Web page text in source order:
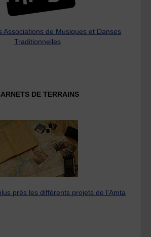
Associations de Musiques et Danses
Traditionnelles
DE TERRAINS
près les différents projets de l’Amta